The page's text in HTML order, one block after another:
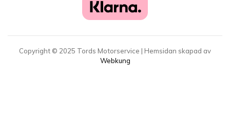
Copyright © 2025 Tords Motorservice | Hemsidan skapad av
Webkung